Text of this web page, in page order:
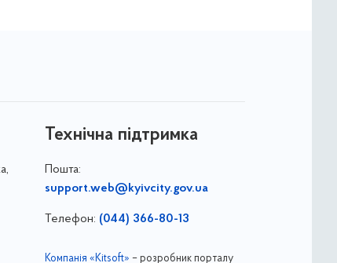
Технічна підтримка
Пошта:
support.web@kyivcity.gov.ua
Телефон: (044) 366-80-13
Компанія «Kitsoft» – розробник порталу